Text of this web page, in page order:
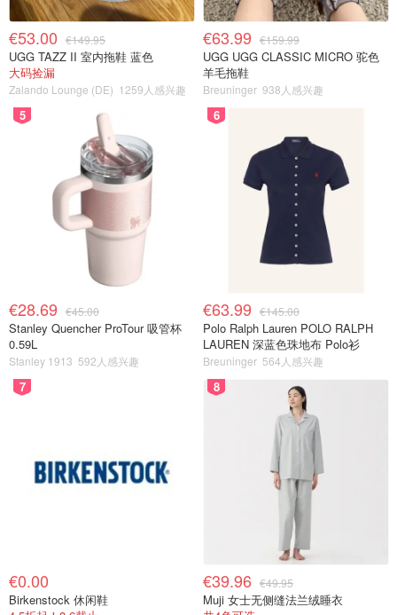
€53.00 €149.95
UGG TAZZ II 室内拖鞋 蓝色
大码捡漏
Zalando Lounge (DE) 1259人感兴趣
€63.99 €159.99
UGG UGG CLASSIC MICRO 驼色
羊毛拖鞋
Breuninger 938人感兴趣
5
€28.69 €45.00
Stanley Quencher ProTour 吸管杯
0.59L
Stanley 1913 592人感兴趣
6
€63.99 €145.00
Polo Ralph Lauren POLO RALPH
LAUREN 深蓝色珠地布 Polo衫
Breuninger 564人感兴趣
7
€0.00
Birkenstock 休闲鞋
8
€39.96 €49.95
Muji 女士无侧缝法兰绒睡衣